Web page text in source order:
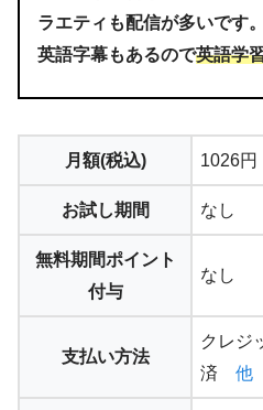
ラエティも配信が多いです。
英語字幕もあるので英語学
月額(税込) 1026円
お試し期間 なし
無料期間ポイント
付与
なし
支払い方法
クレジ
済 他